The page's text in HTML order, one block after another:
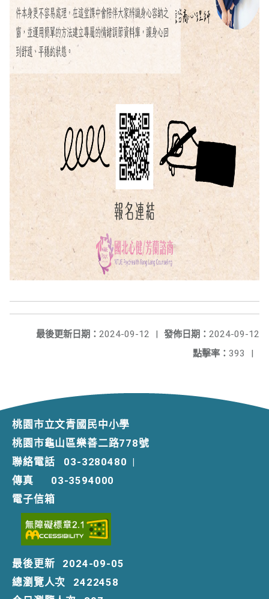
發佈日期： 2024-09-12
最後更新日期： 2024-09-12
|
點擊率： 393 |
桃園市立文青國民中小學
桃園市龜山區樂善二路778號
聯絡電話
03-3280480 |
傳真
03-3594000
電子信箱
最後更新
2024-09-05
總瀏覽人次
2422458